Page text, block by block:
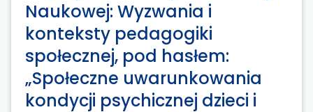
Naukowej: Wyzwania i
konteksty pedagogiki
społecznej, pod hasłem:
„Społeczne uwarunkowania
kondycji psychicznej dzieci i